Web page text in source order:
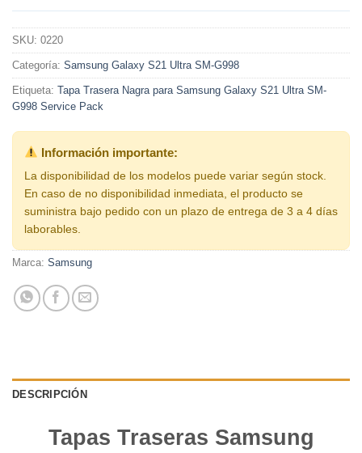
SKU: 0220
Categoría: Samsung Galaxy S21 Ultra SM-G998
Etiqueta: Tapa Trasera Nagra para Samsung Galaxy S21 Ultra SM-
G998 Service Pack
Información importante:
La disponibilidad de los modelos puede variar según stock.
En caso de no disponibilidad inmediata, el producto se
suministra bajo pedido con un plazo de entrega de 3 a 4 días
laborables.
Marca: Samsung
DESCRIPCIÓN
Tapas Traseras Samsung